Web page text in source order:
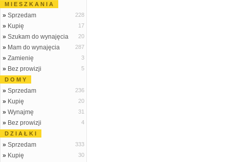
M I E S Z K A N I A
» Sprzedam 228
» Kupię 17
» Szukam do wynajęcia 20
» Mam do wynajęcia 287
» Zamienię 3
» Bez prowizji
5
D O M Y
» Sprzedam 236
» Kupię 20
» Wynajmę 31
» Bez prowizji
4
D Z I A Ł K I
» Sprzedam 333
» Kupię 30